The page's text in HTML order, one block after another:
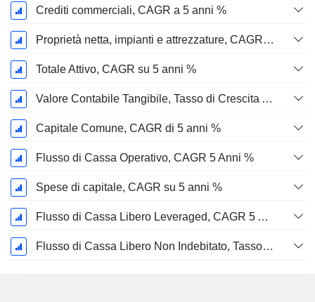
Crediti commerciali, CAGR a 5 anni %
Proprietà netta, impianti e attrezzature, CAGR a 5 anni %
Totale Attivo, CAGR su 5 anni %
Valore Contabile Tangibile, Tasso di Crescita Annuo Composto a 5 Anni %
Capitale Comune, CAGR di 5 anni %
Flusso di Cassa Operativo, CAGR 5 Anni %
Spese di capitale, CAGR su 5 anni %
Flusso di Cassa Libero Leveraged, CAGR 5 Anni %
Flusso di Cassa Libero Non Indebitato, Tasso di Crescita Annuo Composto su 5 Anni %